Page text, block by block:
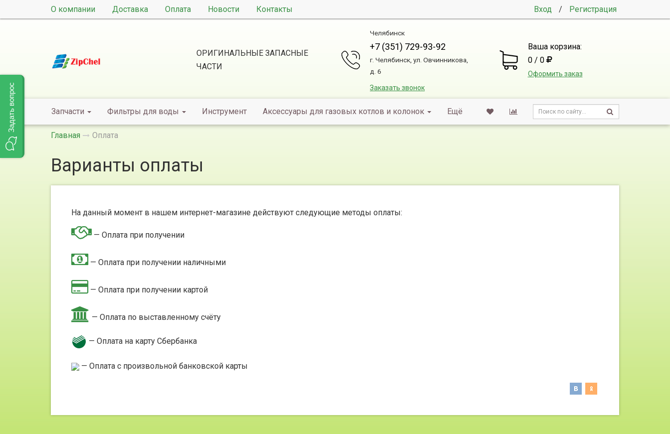
О компании Доставка Оплата Новости Контакты Вход / Регистрация
ОРИГИНАЛЬНЫЕ ЗАПАСНЫЕ
ЧАСТИ
Челябинск
+7 (351) 729-93-92
г. Челябинск, ул. Овчинникова,
д. 6
Заказать звонок
Ваша корзина:
0 / 0
Оформить заказ
Запчасти Фильтры для воды Инструмент Аксессуары для газовых котлов и колонок Ещё
Главная Оплата
Варианты оплаты
На данный момент в нашем интернет-магазине действуют следующие методы оплаты:
— Оплата при получении
— Оплата при получении наличными
— Оплата при получении картой
— Оплата по выставленному счёту
— Оплата на карту Сбербанка
— Оплата с произвольной банковской карты
Задать вопрос